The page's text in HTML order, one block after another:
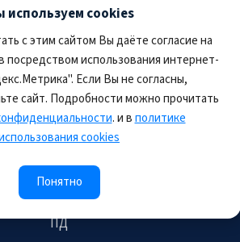
используем cookies
с этим сайтом Вы даёте согласие на
посредством использования интернет-
Если Вы не согласны,
сайт. Подробности можно прочитать
. и вполитике
cookies
Понятносайтом
Соглашение на обработку
ПД